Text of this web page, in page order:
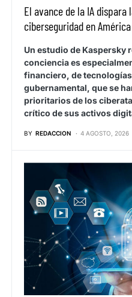
El avance de la IA dispara
ciberseguridad en
Un estudio de Kaspersky
conciencia es
financiero, de
gubernamental, que se
prioritarios de los
crítico de sus activos
BY REDACCION 4 AGOSTO, 2026